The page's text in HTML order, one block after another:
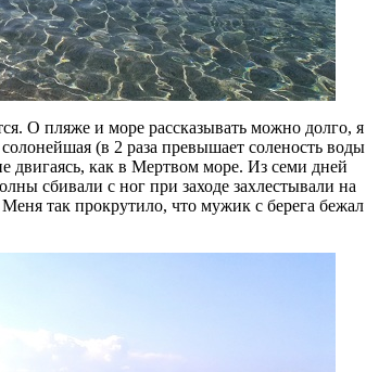
О пляже и море рассказывать можно долго, я
(в 2 раза превышает соленость воды
двигаясь, как в Мертвом море. Из семи дней
сбивали с ног при заходе захлестывали на
так прокрутило, что мужик с берега бежал